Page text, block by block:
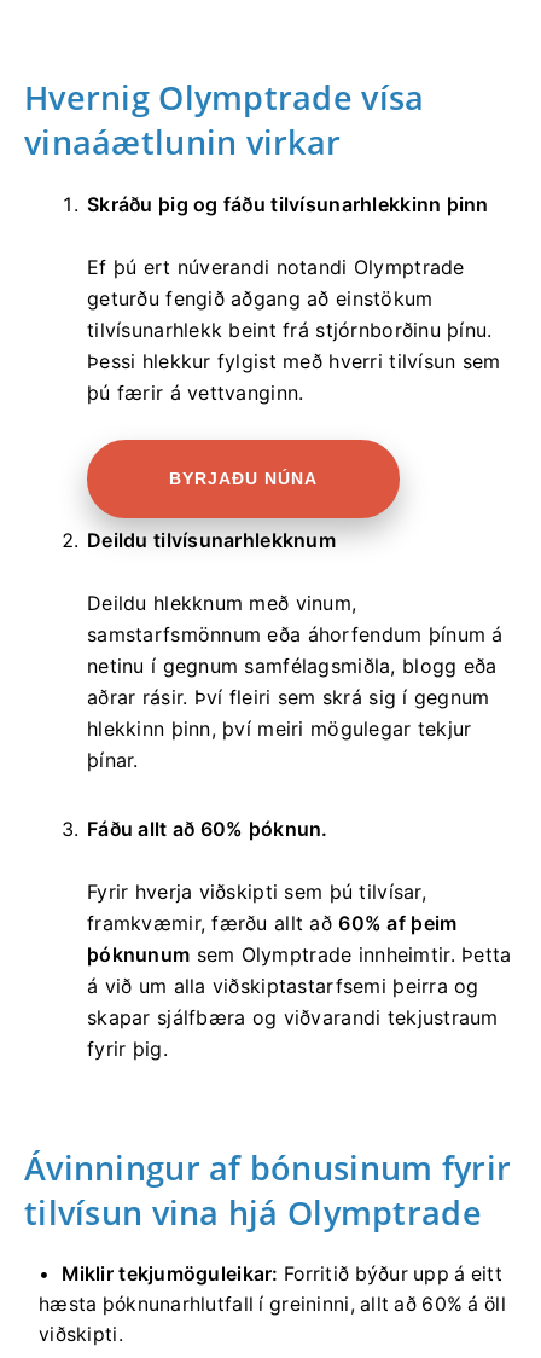
Hvernig Olymptrade vísa
vinaáætlunin virkar
Skráðu þig og fáðu tilvísunarhlekkinn þinn
Ef þú ert núverandi notandi Olymptrade
geturðu fengið aðgang að einstökum
tilvísunarhlekk beint frá stjórnborðinu þínu.
Þessi hlekkur fylgist með hverri tilvísun sem
þú færir á vettvanginn.
BYRJAÐU NÚNA
Deildu tilvísunarhlekknum
Deildu hlekknum með vinum,
samstarfsmönnum eða áhorfendum þínum á
netinu í gegnum samfélagsmiðla, blogg eða
aðrar rásir. Því fleiri sem skrá sig í gegnum
hlekkinn þinn, því meiri mögulegar tekjur
þínar.
Fáðu allt að 60% þóknun.
Fyrir hverja viðskipti sem þú tilvísar,
framkvæmir, færðu allt að60% af þeim
þóknunum sem Olymptrade innheimtir. Þetta
á við um alla viðskiptastarfsemi þeirra og
skapar sjálfbæra og viðvarandi tekjustraum
fyrir þig.
Ávinningur af bónusinum fyrir
tilvísun vina hjá Olymptrade
Miklir tekjumöguleikar: Forritið býður upp á eitt
hæsta þóknunarhlutfall í greininni, allt að 60% á öll
viðskipti.